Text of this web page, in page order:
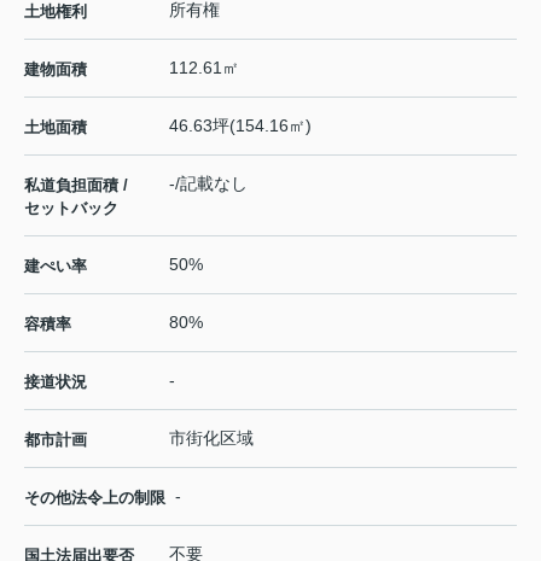
土地権利 所有権
建物面積 112.61㎡
土地面積 46.63坪(154.16㎡)
私道負担面積 /
セットバック
-/記載なし
建ぺい率 50%
容積率 80%
接道状況 -
都市計画 市街化区域
その他法令上の制限 -
国土法届出要否 不要